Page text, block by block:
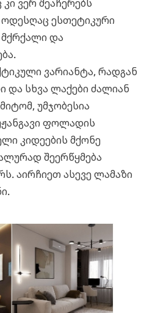
ვერ შეაჩერებს
ესთეტიკური
და
ვარიანტა, რადგან
და სხვა ლაქები ძალიან
უმჯობესია
ფოლადის
კიდეების მქონე
შეერწყმება
აირჩიეთ ასევე ლამაზი